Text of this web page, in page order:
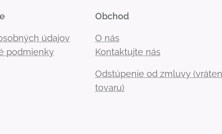
údajov
podmienky
Obchod
O nás
Kontaktujte nás
Odstúpenie od zmluvy
tovaru)